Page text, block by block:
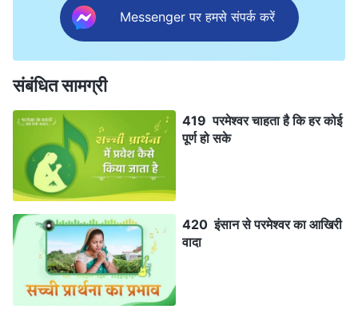
Messenger पर हमसे संपर्क करें
संबंधित सामग्री
419 परमेश्वर चाहता है कि हर कोई
पूर्ण हो सके
420 इंसान से परमेश्वर का आखिरी
वादा